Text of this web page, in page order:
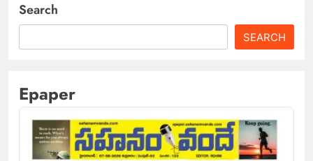
Search
SEARCH
Epaper